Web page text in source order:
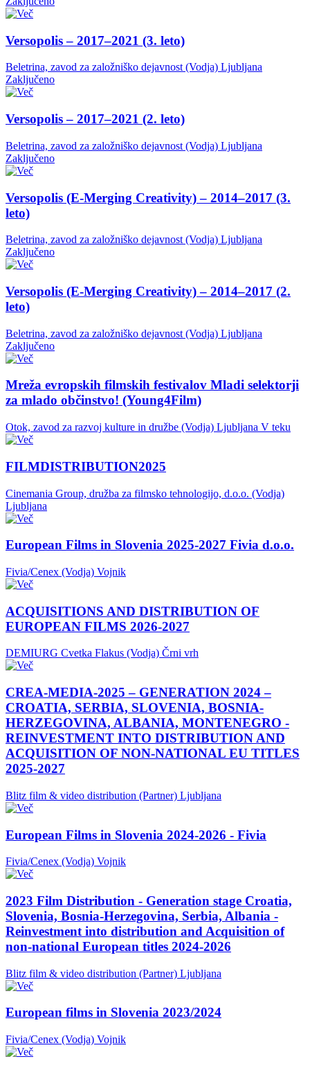
Versopolis – 2017–2021 (3. leto)
Beletrina, zavod za založniško dejavnost (Vodja) Ljubljana
Zaključeno
Versopolis – 2017–2021 (2. leto)
Beletrina, zavod za založniško dejavnost (Vodja) Ljubljana
Zaključeno
Versopolis (E-Merging Creativity) – 2014–2017 (3.
leto)
Beletrina, zavod za založniško dejavnost (Vodja) Ljubljana
Zaključeno
Versopolis (E-Merging Creativity) – 2014–2017 (2.
leto)
Beletrina, zavod za založniško dejavnost (Vodja) Ljubljana
Zaključeno
Mreža evropskih filmskih festivalov Mladi selektorji
za mlado občinstvo! (Young4Film)
Otok, zavod za razvoj kulture in družbe (Vodja) Ljubljana V teku
FILMDISTRIBUTION2025
Cinemania Group, družba za filmsko tehnologijo, d.o.o. (Vodja)
Ljubljana
European Films in Slovenia 2025-2027 Fivia d.o.o.
Fivia/Cenex (Vodja) Vojnik
ACQUISITIONS AND DISTRIBUTION OF
EUROPEAN FILMS 2026-2027
DEMIURG Cvetka Flakus (Vodja) Črni vrh
CREA-MEDIA-2025 – GENERATION 2024 –
CROATIA, SERBIA, SLOVENIA, BOSNIA-
HERZEGOVINA, ALBANIA, MONTENEGRO -
REINVESTMENT INTO DISTRIBUTION AND
ACQUISITION OF NON-NATIONAL EU TITLES
2025-2027
Blitz film & video distribution (Partner) Ljubljana
European Films in Slovenia 2024-2026 - Fivia
Fivia/Cenex (Vodja) Vojnik
2023 Film Distribution - Generation stage Croatia,
Slovenia, Bosnia-Herzegovina, Serbia, Albania -
Reinvestment into distribution and Acquisition of
non-national European titles 2024-2026
Blitz film & video distribution (Partner) Ljubljana
European films in Slovenia 2023/2024
Fivia/Cenex (Vodja) Vojnik